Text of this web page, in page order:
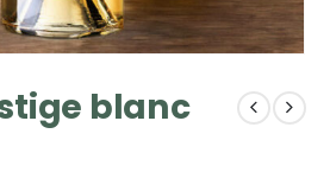
blanc